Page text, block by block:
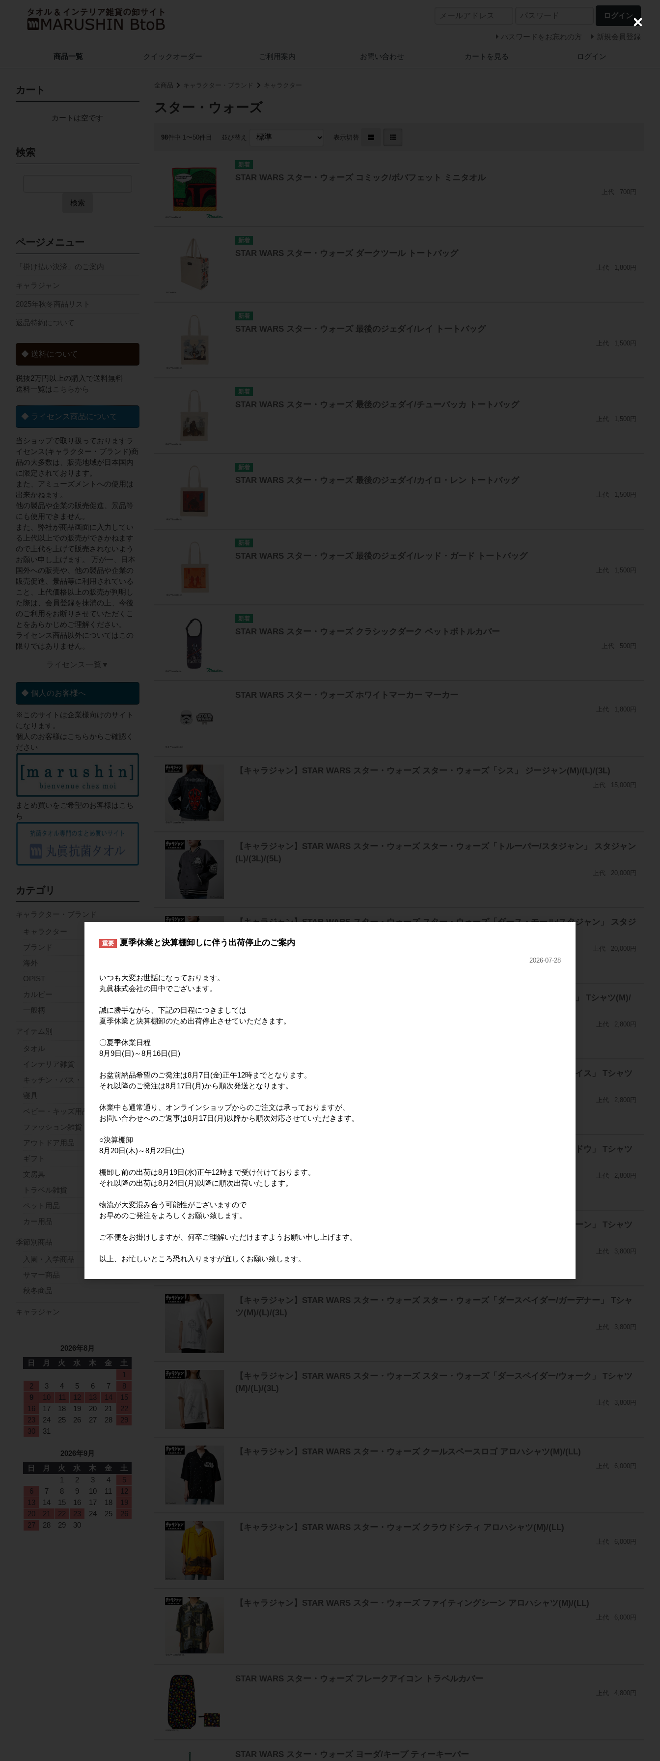
ログイン
パスワードをお忘れの方 新規会員登録
商品一覧 クイック オーダー ご利用案内 お問い合わせ カートを見る ログイン
全商品 キャラクター・ブランド キャラクター
スター・ウォーズ
98件中 1〜50件目 並び替え 表示切替
STAR WARS スター・ウォーズ コミック/ボバフェット ミニタオル
上代 700円
STAR WARS スター・ウォーズ ダークツール トートバッグ
上代 1,800円
STAR WARS スター・ウォーズ 最後のジェダイ/レイ トートバッグ
上代 1,500円
STAR WARS スター・ウォーズ 最後のジェダイ/チューバッカ トートバッグ
上代 1,500円
STAR WARS スター・ウォーズ 最後のジェダイ/カイロ・レン トートバッグ
上代 1,500円
STAR WARS スター・ウォーズ 最後のジェダイ/レッド・ガード トートバッグ
上代 1,500円
STAR WARS スター・ウォーズ クラシックダーク ペットボトルカバー
上代 500円
STAR WARS スター・ウォーズ ホワイトマーカー マーカー
上代 1,800円
【キャラジャン】STAR WARS スター・ウォーズ スター・ウォーズ「シス」 ジージャン(M)/(L)/(3L)
上代 15,000円
【キャラジャン】STAR WARS スター・ウォーズ スター・ウォーズ「トルーパー/スタジャン」 スタジャン
(L)/(3L)/(5L)
上代 20,000円
【キャラジャン】STAR WARS スター・ウォーズ スター・ウォーズ「ダース・モール/スタジャン」 スタジ
上代 20,000円
【キャラジャン】STAR WARS スター・ウォーズ スター・ウォーズ「ダース・モール/ロゴ」 Tシャツ(M)/
(L)/(3L)
上代 2,800円
【キャラジャン】STAR WARS スター・ウォーズ スター・ウォーズ「ダース・モール/フェイス」 Tシャツ
(M)/(L)/(3L)
上代 2,800円
【キャラジャン】STAR WARS スター・ウォーズ スター・ウォーズ「ダース・モール/シャドウ」 Tシャツ
上代 2,800円
【キャラジャン】STAR WARS スター・ウォーズ スター・ウォーズ「ダースベイダー/バルーン」 Tシャツ
(M)/(L)/(3L)
上代 3,800円
【キャラジャン】STAR WARS スター・ウォーズ スター・ウォーズ「ダースベイダー/ガーデナー」 Tシャ
ツ(M)/(L)/(3L)
上代 3,800円
【キャラジャン】STAR WARS スター・ウォーズ スター・ウォーズ「ダースベイダー/ウォーク」 Tシャツ
(M)/(L)/(3L)
上代 3,800円
【キャラジャン】STAR WARS スター・ウォーズ クールスペースロゴ アロハシャツ(M)/(LL)
上代 6,000円
【キャラジャン】STAR WARS スター・ウォーズ クラウドシティ アロハシャツ(M)/(LL)
上代 6,000円
【キャラジャン】STAR WARS スター・ウォーズ ファイティングシーン アロハシャツ(M)/(LL)
上代 6,000円
STAR WARS スター・ウォーズ フレークアイコン トラベルカバー
上代 4,800円
STAR WARS スター・ウォーズ ヨーダ/キープ ティーキーパー
カート
カートは空です
検索
検索
ページメニュー
「掛け払い決済」のご案内
キャラジャン
2025年秋冬商品リスト
返品特約について
◆ 送料について
税抜2万円以上の購入で送料無料
送料一覧は こちらから
◆ ライセンス商品について
当ショップで取り扱っておりますラ
イセンス(キャラクター・ブランド)商
品の大多数は、販売地域が日本国内
に限定されております。
また、アミューズメントへの使用は
出来かねます。
他の製品や企業の販売促進、景品等
にも使用できません。
また、弊社が商品画面に入力してい
る上代以上での販売ができかねます
ので上代を上げて販売されないよう
お願い申し上げます。 万が一、日本
国外への販売や、他の製品や企業の
販売促進、景品等に利用されている
こと、上代価格以上の販売が判明し
た際は、会員登録を抹消の上、今後
のご利用をお断りさせていただくこ
とをあらかじめご理解ください。
ライセンス商品以外についてはこの
限りではありません。
ライセンス一覧▼
◆ 個人のお客様へ
※このサイトは企業様向けのサイト
になります。
個人のお客様はこちらからご確認く
ださい
まとめ買いをご希望のお客様はこち
ら
カテゴリ
キャラクター・ブランド
キャラクター
ブランド
海外
OPIST
カルビー
一般柄
アイテム別
タオル
インテリア雑貨
キッチン・バス・トイレ
寝具
ベビー・キッズ用品
ファッション雑貨
アウトドア用品
ギフト
文房具
トラベル雑貨
ペット用品
カー用品
季節別商品
入園・入学商品
サマー商品
秋冬商品
キャラジャン
2026年8月
日
月 火 水 木 金
土
1
2
3 4 5 6 7
8
9
10 11 12 13 14
15
16
17 18 19 20 21
22
23
24 25 26 27 28
29
30
31
2026年9月
日
月 火 水 木 金
土
1
2 3 4
5
6
7 8 9 10 11
12
13
14 15 16 17 18
19
20
21 22 23 24 25
26
27
28 29 30
重要 夏季休業と決算棚卸しに伴う出荷停止のご案内
2026-07-28
いつも大変お世話になっております。
丸眞株式会社の田中でございます。
誠に勝手ながら、下記の日程につきましては
夏季休業と決算棚卸のため出荷停止させていただきます。
〇夏季休業日程
8月9日(日)～8月16日(日)
お盆前納品希望のご発注は8月7日(金)正午12時までとなります。
それ以降のご発注は8月17日(月)から順次発送となります。
休業中も通常通り、オンラインショップからのご注文は承っておりますが、
お問い合わせへのご返事は8月17日(月)以降から順次対応させていただきます。
○決算棚卸
8月20日(木)～8月22日(土)
棚卸し前の出荷は8月19日(水)正午12時まで受け付けております。
それ以降の出荷は8月24日(月)以降に順次出荷いたします。
物流が大変混み合う可能性がございますので
お早めのご発注をよろしくお願い致します。
ご不便をお掛けしますが、何卒ご理解いただけますようお願い申し上げます。
以上、お忙しいところ恐れ入りますが宜しくお願い致します。
C
l
o